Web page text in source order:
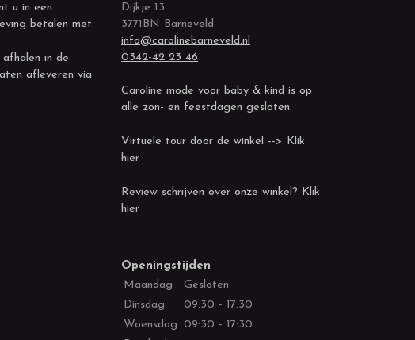
u in een
betalen met:
in de
afleveren via
Dijkje 13
3771BN Barneveld
info@carolinebarneveld.nl
0342-42 23 46
Caroline mode voor baby & kind is op
alle zon- en feestdagen gesloten.
Virtuele tour door de winkel --> Klik
hier
Review schrijven over onze winkel? Klik
hier
Openingstijden
Maandag
Gesloten
Dinsdag
09:30 - 17:30
Woensdag 09:30 - 17:30